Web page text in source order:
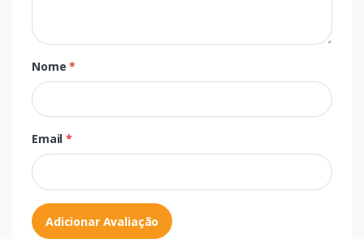
Nome*
Email*
Adicionar Avaliação